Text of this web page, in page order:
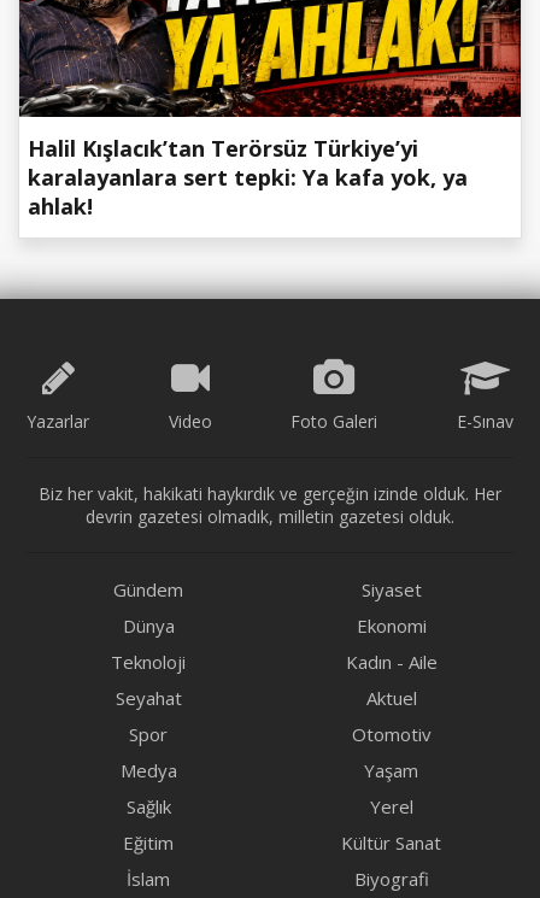
Halil Kışlacık’tan Terörsüz Türkiye’yi
karalayanlara sert tepki: Ya kafa yok, ya
ahlak!
Yazarlar Video Foto Galeri E-Sınav
Biz her vakit, hakikati haykırdık ve gerçeğin izinde olduk. Her
devrin gazetesi olmadık, milletin gazetesi olduk.
Gündem
Siyaset
Dünya
Ekonomi
Teknoloji
Kadın - Aile
Seyahat
Aktuel
Spor
Otomotiv
Medya
Yaşam
Sağlık
Yerel
Eğitim
Kültür Sanat
İslam
Biyografi